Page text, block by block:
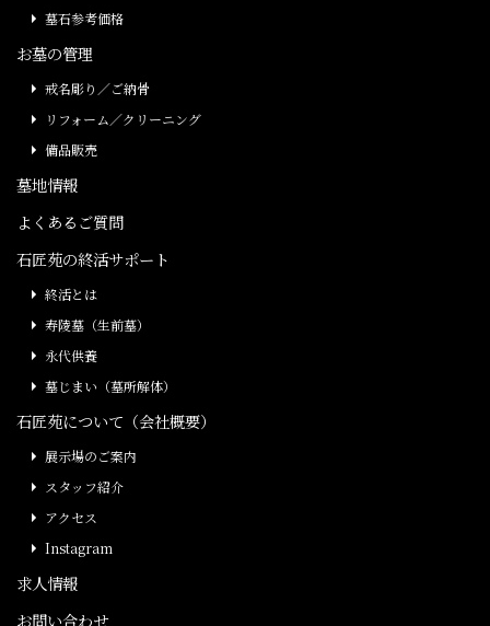
墓石参考価格
お墓の管理
戒名彫り／ご納骨
リフォーム／クリーニング
備品販売
墓地情報
よくあるご質問
石匠苑の終活サポート
終活とは
寿陵墓（生前墓）
永代供養
墓じまい（墓所解体）
石匠苑について（会社概要）
展示場のご案内
スタッフ紹介
アクセス
Instagram
求人情報
お問い合わせ